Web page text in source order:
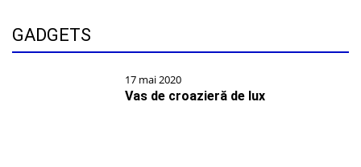
GADGETS
17 mai 2020
Vas de croazieră de lux